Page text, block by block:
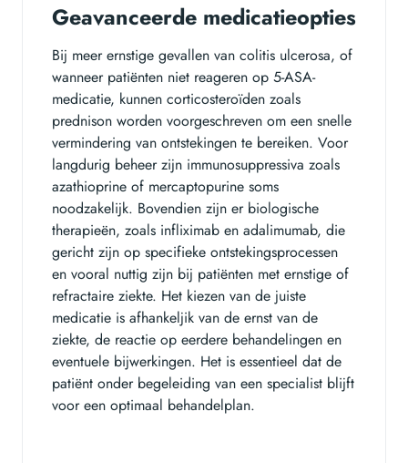
Geavanceerde medicatieopties
Bij meer ernstige gevallen van colitis ulcerosa, of
wanneer patiënten niet reageren op 5-ASA-
medicatie, kunnen corticosteroïden zoals
prednison worden voorgeschreven om een snelle
vermindering van ontstekingen te bereiken. Voor
langdurig beheer zijn immunosuppressiva zoals
azathioprine of mercaptopurine soms
noodzakelijk. Bovendien zijn er biologische
therapieën, zoals infliximab en adalimumab, die
gericht zijn op specifieke ontstekingsprocessen
en vooral nuttig zijn bij patiënten met ernstige of
refractaire ziekte. Het kiezen van de juiste
medicatie is afhankeljik van de ernst van de
ziekte, de reactie op eerdere behandelingen en
eventuele bijwerkingen. Het is essentieel dat de
patiënt onder begeleiding van een specialist blijft
voor een optimaal behandelplan.